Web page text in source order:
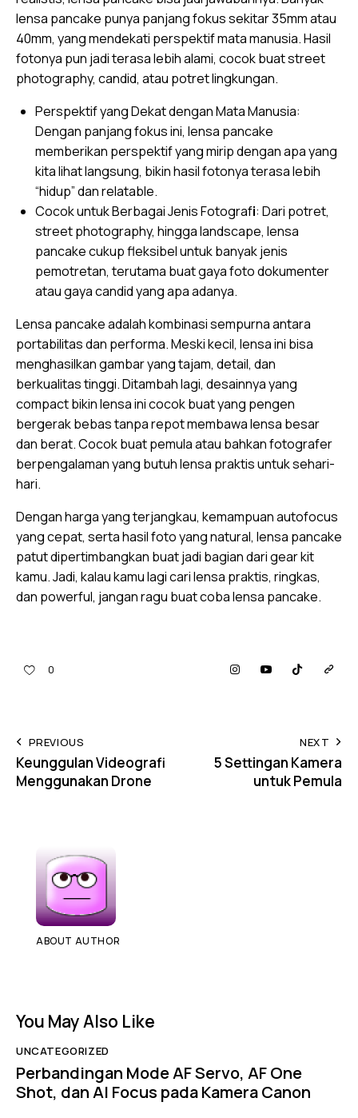
lensa pancake punya panjang fokus sekitar 35mm atau
40mm, yang mendekati perspektif mata manusia. Hasil
fotonya pun jadi terasa lebih alami, cocok buat street
photography, candid, atau potret lingkungan.
Perspektif yang Dekat dengan Mata Manusia:
Dengan panjang fokus ini, lensa pancake
memberikan perspektif yang mirip dengan apa yang
kita lihat langsung, bikin hasil fotonya terasa lebih
“hidup” dan relatable.
Cocok untuk Berbagai Jenis Fotografi: Dari potret,
street photography, hingga landscape, lensa
pancake cukup fleksibel untuk banyak jenis
pemotretan, terutama buat gaya foto dokumenter
atau gaya candid yang apa adanya.
Lensa pancake adalah kombinasi sempurna antara
portabilitas dan performa. Meski kecil, lensa ini bisa
menghasilkan gambar yang tajam, detail, dan
berkualitas tinggi. Ditambah lagi, desainnya yang
compact bikin lensa ini cocok buat yang pengen
bergerak bebas tanpa repot membawa lensa besar
dan berat. Cocok buat pemula atau bahkan fotografer
berpengalaman yang butuh lensa praktis untuk sehari-
hari.
Dengan harga yang terjangkau, kemampuan autofocus
yang cepat, serta hasil foto yang natural, lensa pancake
patut dipertimbangkan buat jadi bagian dari gear kit
kamu. Jadi, kalau kamu lagi cari lensa praktis, ringkas,
dan powerful, jangan ragu buat coba lensa pancake.
0
PREVIOUS
Keunggulan Videografi
Menggunakan Drone
NEXT
5 Settingan Kamera
untuk Pemula
ABOUT AUTHOR
You May Also Like
UNCATEGORIZED
Perbandingan Mode AF Servo, AF One
Shot, dan AI Focus pada Kamera Canon